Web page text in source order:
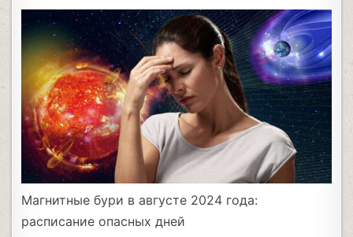
Магнитные бури в августе 2024 года:
расписание опасных дней